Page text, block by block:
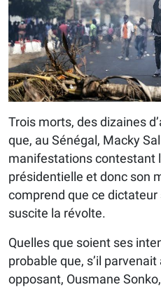
Trois morts, des dizaines
que, au Sénégal, Macky
manifestations contestant
présidentielle et donc son
comprend que ce dictateur
suscite la révolte.
Quelles que soient ses
probable que, s’il
opposant, Ousmane